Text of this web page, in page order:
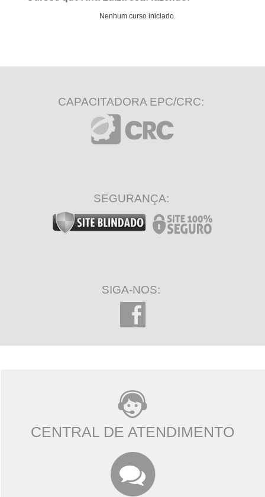
Nenhum curso iniciado.
CAPACITADORA EPC/CRC:
SEGURANÇA:
SIGA-NOS:
CENTRAL DE ATENDIMENTO